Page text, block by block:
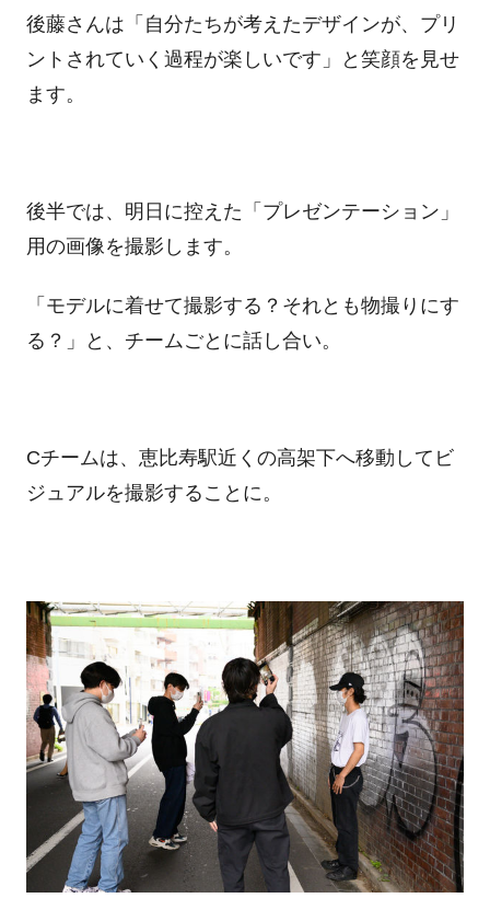
後藤さんは「自分たちが考えたデザインが、プリ
ントされていく過程が楽しいです」と笑顔を見せ
ます。
後半では、明日に控えた「プレゼンテーション」
用の画像を撮影します。
「モデルに着せて撮影する？それとも物撮りにす
る？」と、チームごとに話し合い。
Cチームは、恵比寿駅近くの高架下へ移動してビ
ジュアルを撮影することに。